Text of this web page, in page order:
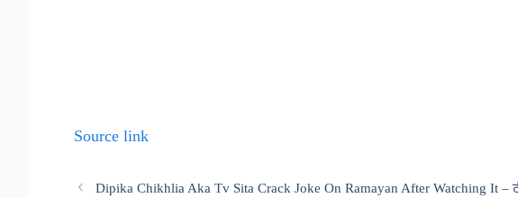
Source link
Dipika Chikhlia Aka Tv Sita Crack Joke On Ramayan After Watching It –